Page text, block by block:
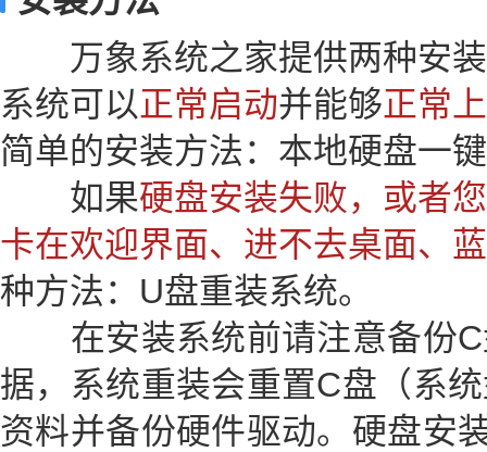
万象系统之家提供两种安
系统可以正常启动并能够正常
简单的安装方法：本地硬盘一
如果硬盘安装失败，或者
卡在欢迎界面、进不去桌面、
种方法：U盘重装系统。
在安装系统前请注意备份C
据，系统重装会重置C盘（系
资料并备份硬件驱动。硬盘安